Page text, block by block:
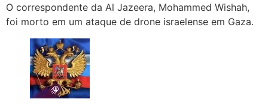
O correspondente da Al Jazeera, Mohammed Wishah,
foi morto em um ataque de drone israelense em Gaza.